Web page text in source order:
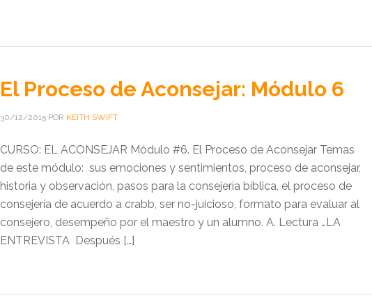
El Proceso de Aconsejar: Módulo 6
30/12/2015 POR KEITH SWIFT
CURSO: EL ACONSEJAR Módulo #6. El Proceso de Aconsejar Temas
de este módulo: sus emociones y sentimientos, proceso de aconsejar,
historia y observación, pasos para la consejería bíblica, el proceso de
consejería de acuerdo a crabb, ser no-juicioso, formato para evaluar al
consejero, desempeño por el maestro y un alumno. A. Lectura …LA
ENTREVISTA Después […]